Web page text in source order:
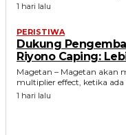
1 hari lalu
PERISTIWA
Dukung
Riyono Caping:
Magetan – Magetan akan
multiplier effect, ketika
1 hari lalu